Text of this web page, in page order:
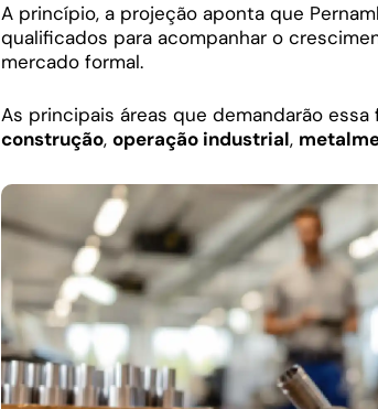
A princípio, a projeção aponta que
qualificados para acompanhar o
mercado formal.
As principais áreas que demandarão essa
construção, operação industrial,